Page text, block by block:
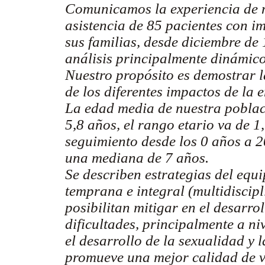
Comunicamos la experiencia
asistencia de 85 pacientes con
sus familias, desde diciembre
análisis principalmente
Nuestro propósito es demostrar
de los diferentes impactos de la
La edad media de nuestra
5,8 años, el rango etario va de
seguimiento desde los 0 años a
una mediana de 7 años.
Se describen estrategias del
temprana e integral
posibilitan mitigar en el
dificultades, principalmente a
el desarrollo de la sexualidad y
promueve una mejor calidad